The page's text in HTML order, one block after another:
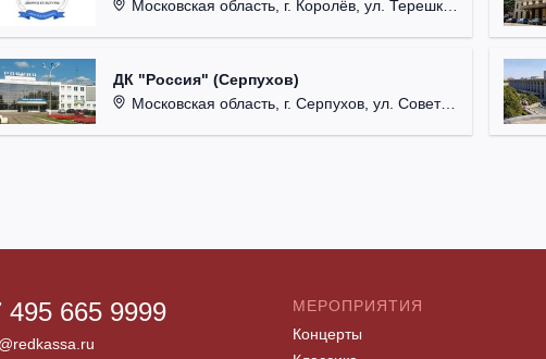
Московская область, г. Королёв, ул. Терешковой, д. 1.
ДК "Россия" (Серпухов)
Московская область, г. Серпухов, ул. Советская, д. 90.
495 665 9999
МЕРОПРИЯТИЯ
Концерты